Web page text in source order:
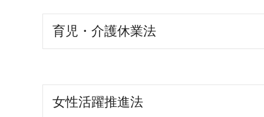
育児・介護休業法
女性活躍推進法